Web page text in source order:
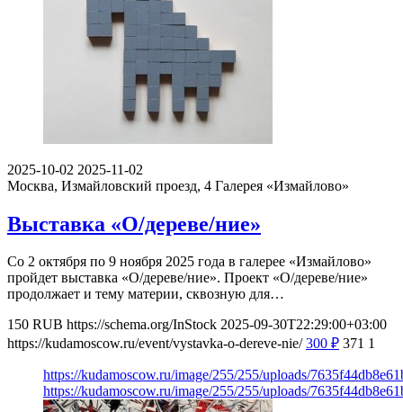
2025-10-02 2025-11-02
Москва, Измайловский проезд, 4 Галерея «Измайлово»
Выставка «О/дереве/ние»
Со 2 октября по 9 ноября 2025 года в галерее «Измайлово»
пройдет выставка «О/дереве/ние». Проект «О/дереве/ние»
продолжает и тему материи, сквозную для…
150 RUB https://schema.org/InStock 2025-09-30T22:29:00+03:00
https://kudamoscow.ru/event/vystavka-o-dereve-nie/ 300 ₽ 371 1
https://kudamoscow.ru/image/255/255/uploads/
https://kudamoscow.ru/image/255/255/uploads/